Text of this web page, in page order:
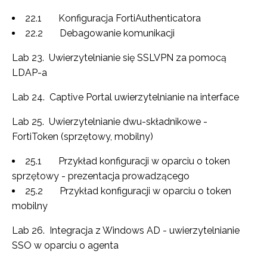
22.1 Konfiguracja FortiAuthenticatora
22.2 Debagowanie komunikacji
Lab 23. Uwierzytelnianie się SSLVPN za pomocą
LDAP-a
Lab 24. Captive Portal uwierzytelnianie na interface
Lab 25. Uwierzytelnianie dwu-składnikowe -
FortiToken (sprzętowy, mobilny)
25.1 Przykład konfiguracji w oparciu o token
sprzętowy - prezentacja prowadzącego
25.2 Przykład konfiguracji w oparciu o token
mobilny
Lab 26. Integracja z Windows AD - uwierzytelnianie
SSO w oparciu o agenta